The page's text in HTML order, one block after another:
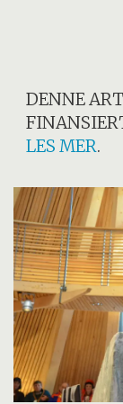
DENNE
LES MER.